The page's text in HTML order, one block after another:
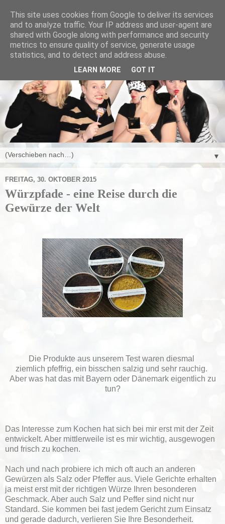
▼
FREITAG, 30. OKTOBER 2015
Würzpfade - eine Reise durch die
Gewürze der Welt
Die Produkte aus unserem Test waren diesmal
ziemlich pfeffrig, ein bisschen salzig und sehr rauchig.
Aber was hat das mit Bayern oder Dänemark eigentlich zu
tun?
Das Interesse zum Kochen hat sich bei mir erst mit der Zeit
entwickelt. Aber mittlerweile ist es mir wichtig, ausgewogen
und frisch zu kochen.
Nach und nach probiere ich mich oft auch an anderen
Gewürzen als Salz oder Pfeffer aus. Viele Gerichte erhalten
ja meist erst mit der richtigen Würze Ihren besonderen
Geschmack. Aber auch Salz und Peffer sind nicht nur
Standard. Sie kommen bei fast jedem Gericht zum Einsatz
und gerade dadurch, verlieren Sie Ihre Besonderheit.
This site uses cookies from Google to deliver its services
and to analyze traffic. Your IP address and user-agent are
shared with Google along with performance and security
metrics to ensure quality of service, generate usage
statistics, and to detect and address abuse.
LEARN MORE GOT IT